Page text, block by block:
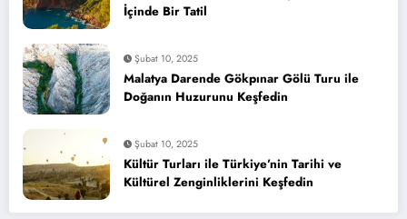
İçinde Bir Tatil
Şubat 10, 2025
Malatya Darende Gökpınar Gölü Turu ile
Doğanın Huzurunu Keşfedin
Şubat 10, 2025
Kültür Turları ile Türkiye’nin Tarihi ve
Kültürel Zenginliklerini Keşfedin